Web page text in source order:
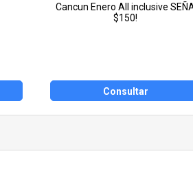
Cancun Enero All inclusive
$150!
Consultar